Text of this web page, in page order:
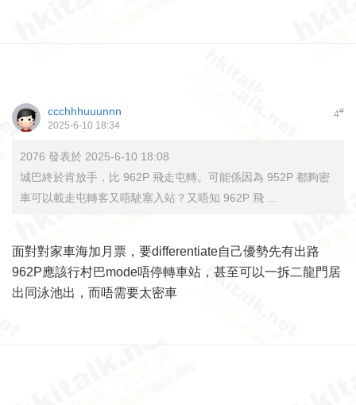
4#
ccchhhuuunnn
2025-6-10 18:34
2076 發表於 2025-6-10 18:08
城巴終於肯放手，比 962P 飛走屯轉。可能係因為 952P 都夠密
車可以載走屯轉客又唔駛塞入站？又唔知 962P 飛 ...
面對對家車海加月票，要differentiate自己優勢先有出路
962P應該行村巴mode唔停轉車站，甚至可以一拆二龍門居
出同泳池出，而唔需要太密車